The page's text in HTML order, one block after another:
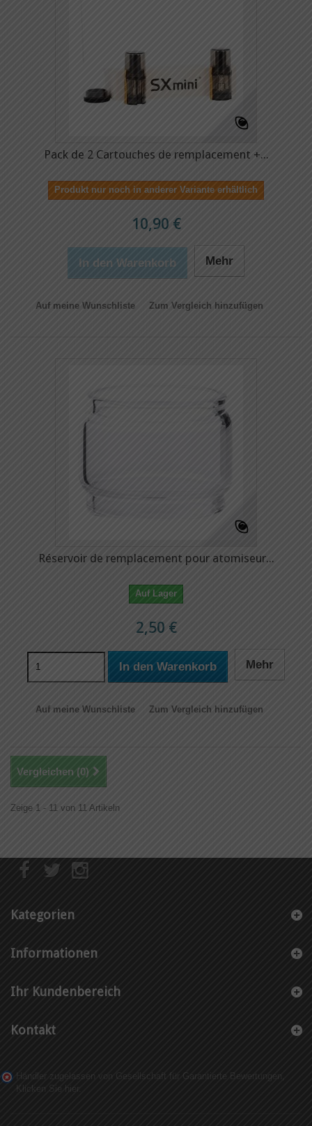
Pack de 2 Cartouches de remplacement +...
Produkt nur noch in anderer Variante erhältlich
10,90 €
In den Warenkorb Mehr
Auf meine Wunschliste Zum Vergleich hinzufügen
Réservoir de remplacement pour atomiseur...
Auf Lager
2,50 €
In den Warenkorb Mehr
Auf meine Wunschliste Zum Vergleich hinzufügen
Vergleichen (0)
Zeige 1 - 11 von 11 Artikeln
Kategorien
Informationen
Ihr Kundenbereich
Kontakt
Händler zugelassen von Gesellschaft für Garantierte Bewertungen,
Klicken Sie hier